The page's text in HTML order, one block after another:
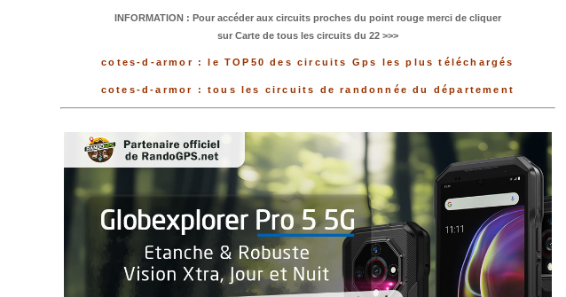
INFORMATION : Pour accéder aux circuits proches du point rouge merci de cliquer
sur Carte de tous les circuits du 22 >>>
cotes-d-armor : le TOP50 des circuits Gps les plus téléchargés
cotes-d-armor : tous les circuits de randonnée du département